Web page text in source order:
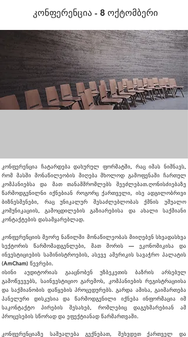
კონფერენცია - 8 ოქტომბერი
კონფერენცია ჩატარდება დახურულ ფორმატში, რაც იმას ნიშნავს,
რომ მასში მონაწილეობის მიღება მხოლოდ გამოფენაში ჩართულ
კომპანიებსა და მათ თანამშრომლებს შეეძლებათ.ღონისძიებაზე
წარმოდგენილნი იქნებიან როგორც ქართველი, ისე ადგილობრივი
ბიზნესმენები, რაც უნიკალურ შესაძლებლობას ქმნის უშუალო
კომუნიკაციის, გამოცდილების გაზიარებისა და ახალი საქმიანი
კონტაქტების დასამყარებლად.
კონფერენციის მეორე ნაწილში მონაწილეობას მიიღებენ სხვადასხვა
სექტორის წარმომადგენლები, მათ შორის — ეკონომიკისა და
ინვესტიციების სამინისტროების, ასევე ამერიკის სავაჭრო პალატის
(AmCham) წევრები.
ისინი აუდიტორიას გააცნობენ უზბეკეთის ბაზრის არსებულ
გამოწვევებს, საინვესტიციო გარემოს, კომპანიების რეგისტრაციისა
და საქმიანობის დაწყების პროცედურებს. გარდა ამისა, გაიმართება
პანელური დისკუსია და წარმოდგენილი იქნება ინფორმაცია იმ
საკონტაქტო პირების შესახებ, რომლებიც დაგეხმარებიან ამ
პროცესების სწორად და ეფექტიანად წარმართვაში.
კონფერენციაზე საშუალება გექნებათ, შეხვდეთ ქართველ და